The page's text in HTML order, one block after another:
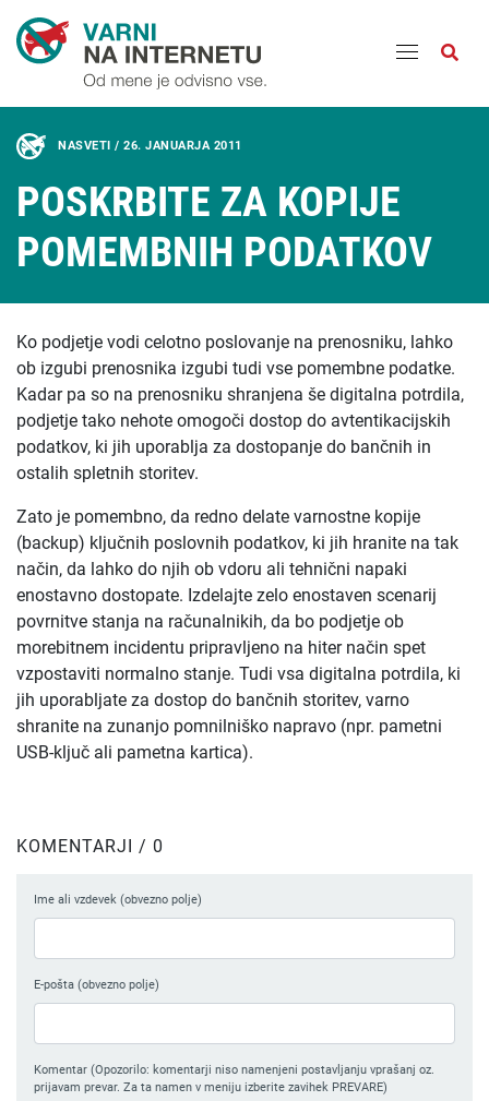
NASVETI /26. JANUARJA 2011
POSKRBITE ZA KOPIJE
POMEMBNIH PODATKOV
Ko podjetje vodi celotno poslovanje na prenosniku, lahko
ob izgubi prenosnika izgubi tudi vse pomembne podatke.
Kadar pa so na prenosniku shranjena še digitalna potrdila,
podjetje tako nehote omogoči dostop do avtentikacijskih
podatkov, ki jih uporablja za dostopanje do bančnih in
ostalih spletnih storitev.
Zato je pomembno, da redno delate varnostne kopije
(backup) ključnih poslovnih podatkov, ki jih hranite na tak
način, da lahko do njih ob vdoru ali tehnični napaki
enostavno dostopate. Izdelajte zelo enostaven scenarij
povrnitve stanja na računalnikih, da bo podjetje ob
morebitnem incidentu pripravljeno na hiter način spet
vzpostaviti normalno stanje. Tudi vsa digitalna potrdila, ki
jih uporabljate za dostop do bančnih storitev, varno
shranite na zunanjo pomnilniško napravo (npr. pametni
USB-ključ ali pametna kartica).
KOMENTARJI / 0
Ime ali vzdevek (obvezno polje)
E-pošta (obvezno polje)
Komentar (Opozorilo: komentarji niso namenjeni postavljanju vprašanj oz.
prijavam prevar. Za ta namen v meniju izberite zavihek PREVARE)